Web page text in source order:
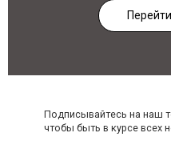
Подписывайтесь на наш
чтобы быть в курсе всех